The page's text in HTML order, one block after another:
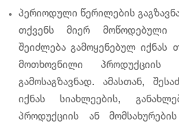
პერიოდული წერილების
თქვენს მიერ მოწოდებული
შეიძლება გამოყენებულ იქნას
მოთხოვნილი პროდუქციის
გამოსაგზავნად. ამასთან,
იქნას სიახლეების,
პროდუქციის ან